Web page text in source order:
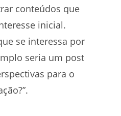
conteúdos que
inicial.
se interessa por
seria um post
para o